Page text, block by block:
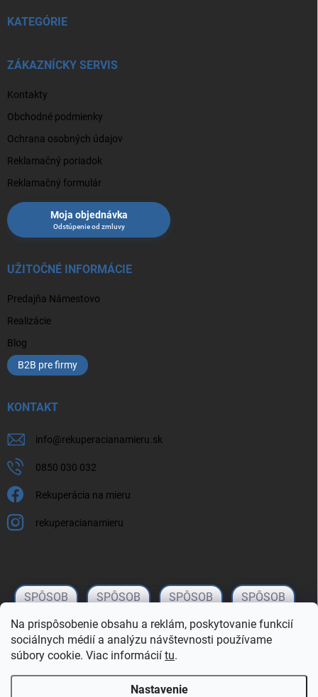
Na prispôsobenie obsahu a reklám, poskytovanie funkcií
sociálnych médií a analýzu návštevnosti používame
súbory cookie. Viac informácií tu.
Nastavenie
KATEGÓRIE
ZÁKAZNÍCKY SERVIS
Kontakty
Obchodné podmienky
Ochrana osobných údajov
Reklamačný poriadok
Reklamačný formulár
Moja objednávka
UŽITOČNÉ INFORMÁCIE
Predajňa Námestovo
Realizácie
Blog
B2B pre firmy
KONTAKT
info@rekuperacianamieru.sk
0850 030 032
Rekuperácia na mieru
rekuperacianamieru